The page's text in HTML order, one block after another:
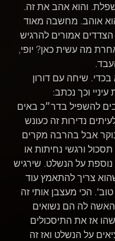
והוא אהב את זה.
אוהב. מחשבה מאוד
אמורים להרגיש
מה עשית כאן? יופי,
שיחה עם דורון
וכך נכתב:
להשפיל בדר״כ באים
נדירות זה כעונש
אבל בהרבה מקרים
ורגשי נחיתות או
נוספת על הנשלט. שירגיש
צריך להתאמץ עוד
הכי מעצבן אותי זה
לה הם נשואים
אז את התיסכולים
על הנשלט ואז זה